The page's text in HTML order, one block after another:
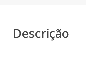
Descrição